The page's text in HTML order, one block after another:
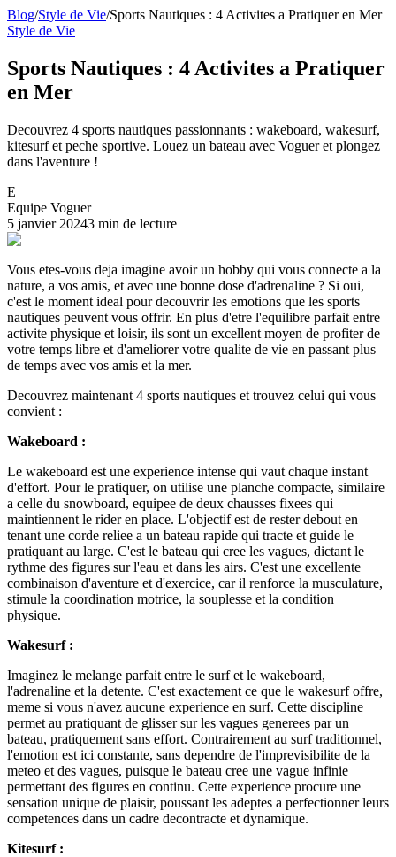
Blog/Style de Vie/Sports Nautiques : 4 Activites a Pratiquer en Mer
Style de Vie
Sports Nautiques : 4 Activites a Pratiquer
en Mer
Decouvrez 4 sports nautiques passionnants : wakeboard, wakesurf,
kitesurf et peche sportive. Louez un bateau avec Voguer et plongez
dans l'aventure !
E
Equipe Voguer
5 janvier 20243 min de lecture
Vous etes-vous deja imagine avoir un hobby qui vous connecte a la
nature, a vos amis, et avec une bonne dose d'adrenaline ? Si oui,
c'est le moment ideal pour decouvrir les emotions que les sports
nautiques peuvent vous offrir. En plus d'etre l'equilibre parfait entre
activite physique et loisir, ils sont un excellent moyen de profiter de
votre temps libre et d'ameliorer votre qualite de vie en passant plus
de temps avec vos amis et la mer.
Decouvrez maintenant 4 sports nautiques et trouvez celui qui vous
convient :
Wakeboard :
Le wakeboard est une experience intense qui vaut chaque instant
d'effort. Pour le pratiquer, on utilise une planche compacte, similaire
a celle du snowboard, equipee de deux chausses fixees qui
maintiennent le rider en place. L'objectif est de rester debout en
tenant une corde reliee a un bateau rapide qui tracte et guide le
pratiquant au large. C'est le bateau qui cree les vagues, dictant le
rythme des figures sur l'eau et dans les airs. C'est une excellente
combinaison d'aventure et d'exercice, car il renforce la musculature,
stimule la coordination motrice, la souplesse et la condition
physique.
Wakesurf :
Imaginez le melange parfait entre le surf et le wakeboard,
l'adrenaline et la detente. C'est exactement ce que le wakesurf offre,
meme si vous n'avez aucune experience en surf. Cette discipline
permet au pratiquant de glisser sur les vagues generees par un
bateau, pratiquement sans effort. Contrairement au surf traditionnel,
l'emotion est ici constante, sans dependre de l'imprevisibilite de la
meteo et des vagues, puisque le bateau cree une vague infinie
permettant des figures en continu. Cette experience procure une
sensation unique de plaisir, poussant les adeptes a perfectionner leurs
competences dans un cadre decontracte et dynamique.
Kitesurf :